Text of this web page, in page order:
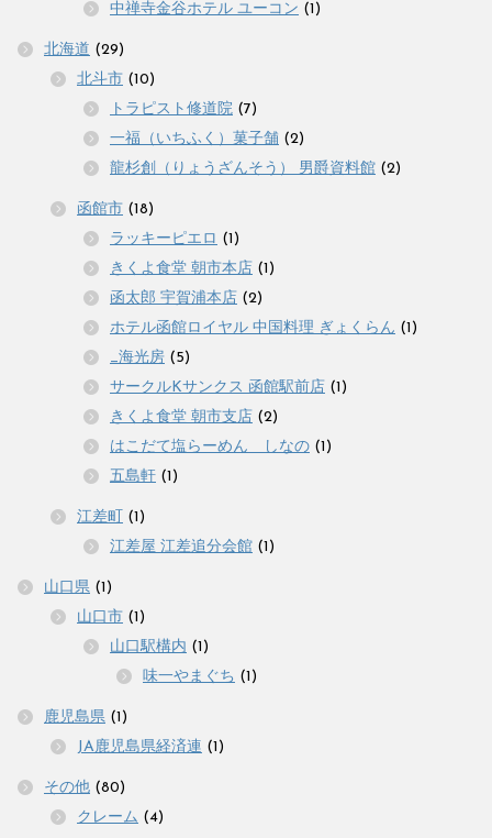
中禅寺金谷ホテル ユーコン (1)
北海道 (29)
北斗市 (10)
トラピスト修道院 (7)
一福（いちふく）菓子舗 (2)
龍杉創（りょうざんそう） 男爵資料館 (2)
函館市 (18)
ラッキーピエロ (1)
きくよ食堂 朝市本店 (1)
函太郎 宇賀浦本店 (2)
ホテル函館ロイヤル 中国料理 ぎょくらん (1)
_海光房 (5)
サークルKサンクス 函館駅前店 (1)
きくよ食堂 朝市支店 (2)
はこだて塩らーめん しなの (1)
五島軒 (1)
江差町 (1)
江差屋 江差追分会館 (1)
山口県 (1)
山口市 (1)
山口駅構内 (1)
味一やまぐち (1)
鹿児島県 (1)
JA鹿児島県経済連 (1)
その他 (80)
クレーム (4)